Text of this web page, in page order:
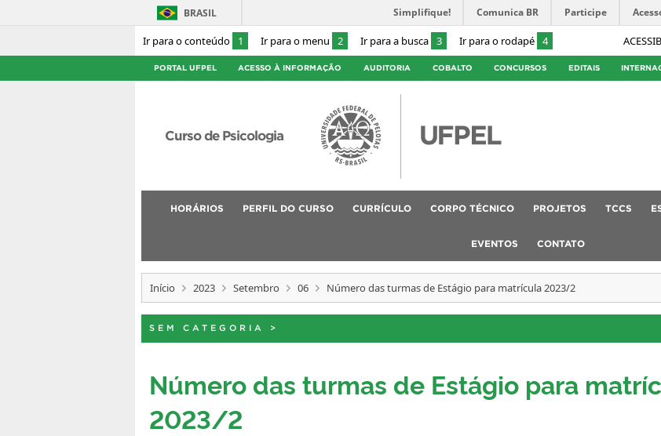
Ir para o conteúdo 1 Ir para o menu 2 Ir para a busca 3 Ir para o rodapé 4
BRASIL Simplifique! Comunica BR Participe
PORTAL UFPEL ACESSO À INFORMAÇÃO AUDITORIA COBALTO CONCURSOS EDITAIS
Curso de Psicologia
HORÁRIOS PERFIL DO CURSO CURRÍCULO CORPO TÉCNICO PROJETOS TCCS
EVENTOS CONTATO
Início 2023 Setembro 06 Número das turmas de Estágio para matrícula 2023/2
SEM CATEGORIA >
Número das turmas de Estágio para
2023/2